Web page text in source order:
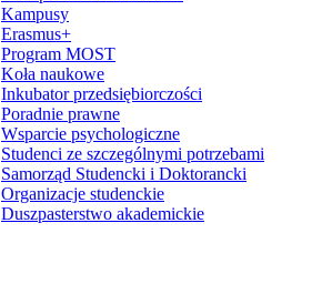
Kampusy
Erasmus+
Program MOST
Koła naukowe
Inkubator przedsiębiorczości
Poradnie prawne
Wsparcie psychologiczne
Studenci ze szczególnymi potrzebami
Samorząd Studencki i Doktorancki
Organizacje studenckie
Duszpasterstwo akademickie